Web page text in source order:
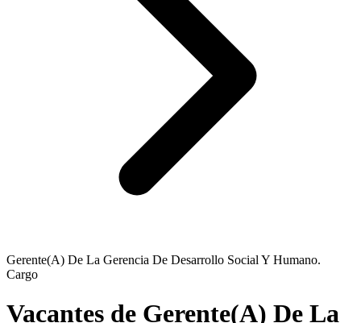
Gerente(A) De La Gerencia De Desarrollo Social Y Humano.
Cargo
Vacantes de Gerente(A) De La